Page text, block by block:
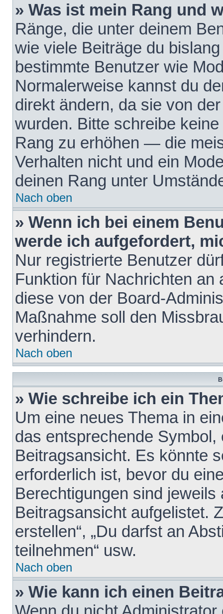
» Was ist mein Rang und
Ränge, die unter deinem
wie viele Beiträge du
bestimmte Benutzer wie
Normalerweise kannst du
direkt ändern, da sie von
wurden. Bitte schreibe
Rang zu erhöhen — die
Verhalten nicht und ein
deinen Rang unter
Nach oben
» Wenn ich bei einem
werde ich aufgefordert,
Nur registrierte Benutzer
Funktion für Nachrichten
diese von der Board-
Maßnahme soll den
verhindern.
Nach oben
» Wie schreibe ich ein
Um eine neues Thema in
das entsprechende
Beitragsansicht. Es könnte
erforderlich ist, bevor du
Berechtigungen sind
Beitragsansicht aufgelistet.
erstellen“, „Du darfst an
teilnehmen“ usw.
Nach oben
» Wie kann ich einen